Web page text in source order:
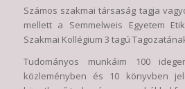
Számos szakmai társaság tagja
mellett a Semmelweis Egyetem
Szakmai Kollégium 3 tagú
Tudományos munkáim 100
közleményben és 10 könyvben